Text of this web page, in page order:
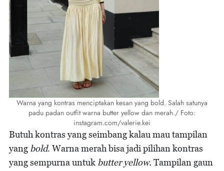
Warna yang kontras menciptakan kesan yang bold. Salah satunya
padu padan outfit warna butter yellow dan merah./ Foto:
instagram.com/valerie.kei
Butuh kontras yang seimbang kalau mau tampilan
yang bold. Warna merah bisa jadi pilihan kontras
yang sempurna untuk butter yellow. Tampilan gaun